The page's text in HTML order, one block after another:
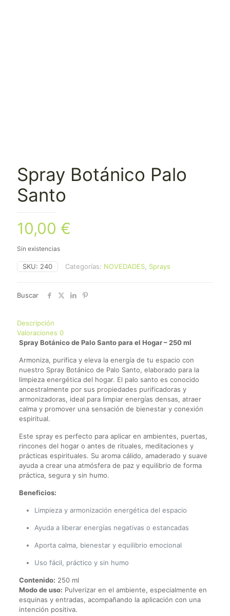
Spray Botánico Palo
Santo
10,00 €
Sin existencias
SKU: 240 Categorías: NOVEDADES Sprays
Buscar
Descripción
Valoraciones 0
Spray Botánico de Palo Santo para el Hogar – 250 ml
Armoniza, purifica y eleva la energía de tu espacio con
nuestro Spray Botánico de Palo Santo, elaborado para la
limpieza energética del hogar. El palo santo es conocido
ancestralmente por sus propiedades purificadoras y
armonizadoras, ideal para limpiar energías densas, atraer
calma y promover una sensación de bienestar y conexión
espiritual.
Este spray es perfecto para aplicar en ambientes, puertas,
rincones del hogar o antes de rituales, meditaciones y
prácticas espirituales. Su aroma cálido, amaderado y suave
ayuda a crear una atmósfera de paz y equilibrio de forma
práctica, segura y sin humo.
Beneficios:
Limpieza y armonización energética del espacio
Ayuda a liberar energías negativas o estancadas
Aporta calma, bienestar y equilibrio emocional
Uso fácil, práctico y sin humo
Contenido: 250 ml
Modo de uso: Pulverizar en el ambiente, especialmente en
esquinas y entradas, acompañando la aplicación con una
intención positiva.